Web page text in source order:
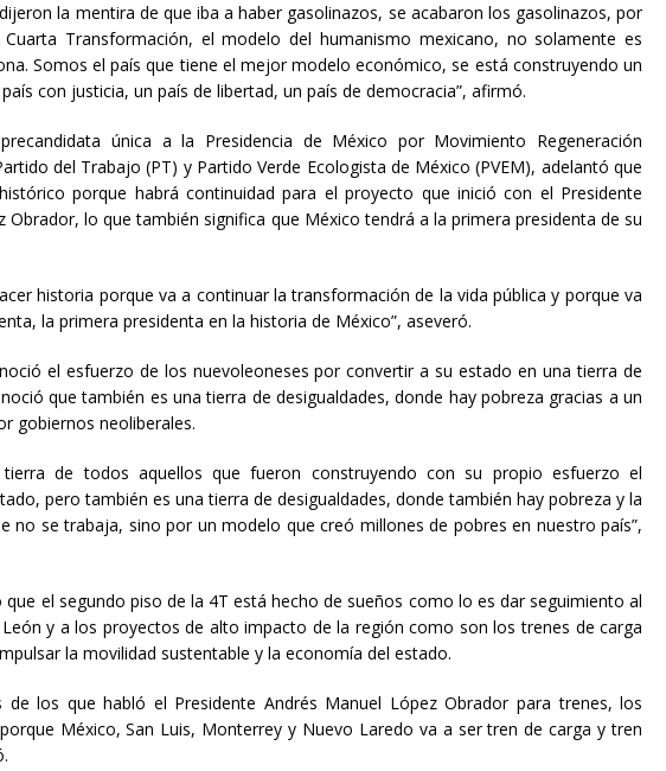
la mentira de que iba a haber gasolinazos, se acabaron los gasolinazos, por
Transformación, el modelo del humanismo mexicano, no solamente es
Somos el país que tiene el mejor modelo económico, se está construyendo un
con justicia, un país de libertad, un país de democracia”, afirmó.
única a la Presidencia de México por Movimiento Regeneración
del Trabajo (PT) y Partido Verde Ecologista de México (PVEM), adelantó que
porque habrá continuidad para el proyecto que inició con el Presidente
Obrador, lo que también significa que México tendrá a la primera presidenta de su
historia porque va a continuar la transformación de la vida pública y porque va
la primera presidenta en la historia de México”, aseveró.
el esfuerzo de los nuevoleoneses por convertir a su estado en una tierra de
que también es una tierra de desigualdades, donde hay pobreza gracias a un
gobiernos neoliberales.
de todos aquellos que fueron construyendo con su propio esfuerzo el
pero también es una tierra de desigualdades, donde también hay pobreza y la
no se trabaja, sino por un modelo que creó millones de pobres en nuestro país”,
que el segundo piso de la 4T está hecho de sueños como lo es dar seguimiento al
y a los proyectos de alto impacto de la región como son los trenes de carga
la movilidad sustentable y la economía del estado.
de los que habló el Presidente Andrés Manuel López Obrador para trenes, los
México, San Luis, Monterrey y Nuevo Laredo va a ser tren de carga y tren